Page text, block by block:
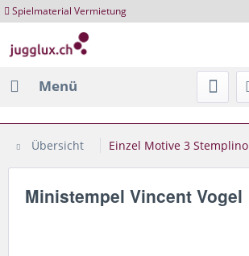
Spielmaterial Vermietung
Menü
Übersicht Einzel Motive 3 Stemplino
Ministempel Vincent Vogel